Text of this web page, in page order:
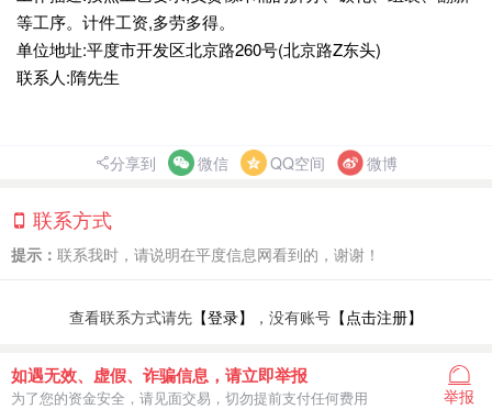
等工序。计件工资,多劳多得。
单位地址:平度市开发区北京路260号(北京路Z东头)
联系人:隋先生
分享到 微信 QQ空间 微博
联系方式
提示： 联系我时，请说明在平度信息网看到的，谢谢！
查看联系方式请先 【登录】 ，没有账号 【点击注册】
如遇无效、虚假、诈骗信息，请立即举报
为了您的资金安全，请见面交易，切勿提前支付任何费用 举报